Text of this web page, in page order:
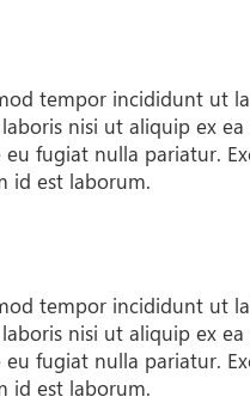
tempor incididunt ut
nisi ut aliquip ex
fugiat nulla pariatur.
id est laborum.
tempor incididunt ut
nisi ut aliquip ex
fugiat nulla pariatur.
id est laborum.